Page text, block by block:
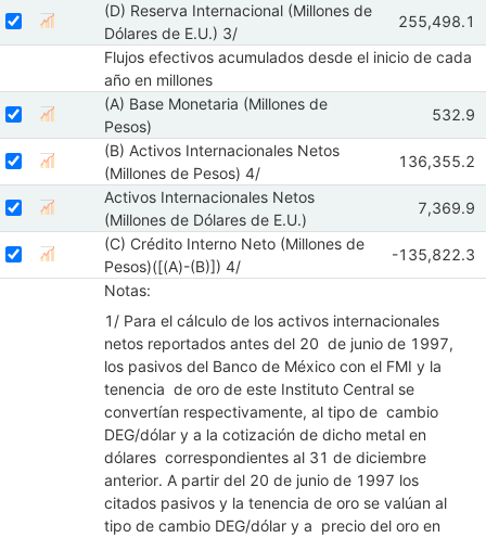
Seleccione sus series
Seleccionar serie (D) Reserva Internacional (Millones de Dólares de
Mostrar gráfica de la serie (D) Reserva
(D) Reserva Internacional (Millones de
Dólares de E.U.) 3/
May 2026
255,498.1
Flujos efectivos acumulados desde el inicio de cada
año en millones
Seleccione sus series
Seleccionar serie (A) Base Monetaria (Millones de Pesos)
Mostrar gráfica de la serie (A) Base Monetaria (Millones de
(A) Base Monetaria (Millones de
Pesos)
May
532.9
Seleccione sus series
Seleccionar serie (B) Activos Internacionales Netos (Millones de
Mostrar gráfica de la serie (B) Activos
(B) Activos Internacionales Netos
(Millones de Pesos) 4/
May 2026
136,355.2
Seleccione sus series
Seleccionar serie Activos Internacionales Netos (Millones de
Mostrar gráfica de la serie Activos
Activos Internacionales Netos
(Millones de Dólares de E.U.)
May
7,369.9
Seleccione sus series
Seleccionar serie (C) Crédito Interno Neto (Millones de Pesos)([(A)-
Mostrar gráfica de la serie (C) Crédito Interno
(C) Crédito Interno Neto (Millones de
Pesos)([(A)-(B)]) 4/
May 2026
-135,822.3
Notas:
1/ Para el cálculo de los activos internacionales
netos reportados antes del 20 de junio de 1997,
los pasivos del Banco de México con el FMI y la
tenencia de oro de este Instituto Central se
convertían respectivamente, al tipo de cambio
DEG/dólar y a la cotización de dicho metal en
dólares correspondientes al 31 de diciembre
anterior. A partir del 20 de junio de 1997 los
citados pasivos y la tenencia de oro se valúan al
tipo de cambio DEG/dólar y a precio del oro en